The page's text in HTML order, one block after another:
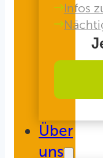
Infos
Über
uns